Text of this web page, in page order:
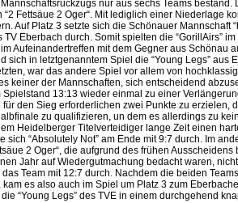
nur aus sechs Teams bestand.
Fettsäue 2 Oger“. Mit lediglich einer Niederlage
Auf Platz 3 setzte sich die Schönauer Mannschaft
Eberbach durch. Somit spielten die “GorillAirs”
Aufeinandertreffen mit dem Gegner aus Schönau
sich in letztgenanntem Spiel die “Young Legs” aus
war das andere Spiel vor allem von
keiner der Mannschaften, sich entscheidend
13:13 wieder einmal zu einer
den Sieg erforderlichen zwei Punkte zu erzielen,
zu qualifizieren, un dem es allerdings zu
Heidelberger Titelverteidiger lange Zeit einen
sich “Absolutely Not” am Ende mit 9:7 durch. Im
2 Oger“, die aufgrund des frühen
Jahr auf Wiedergutmachung bedacht waren,
das Team mit 12:7 durch. Nachdem die beiden
es also auch im Spiel um Platz 3 zum
“Young Legs” des TVE in einem durchgehend